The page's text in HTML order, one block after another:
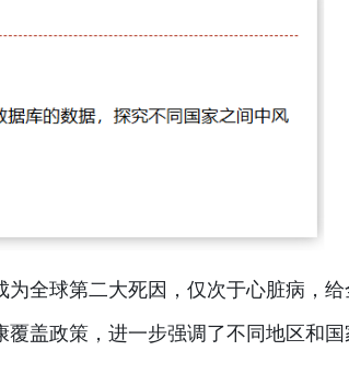
全球第二大死因，仅次于心脏病，
盖政策，进一步强调了不同地区和